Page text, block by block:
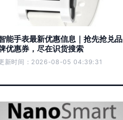
能手表最新优惠信息｜抢先抢兑品
优惠券，尽在识货搜索
新时间：2026-08-05 04:39:31